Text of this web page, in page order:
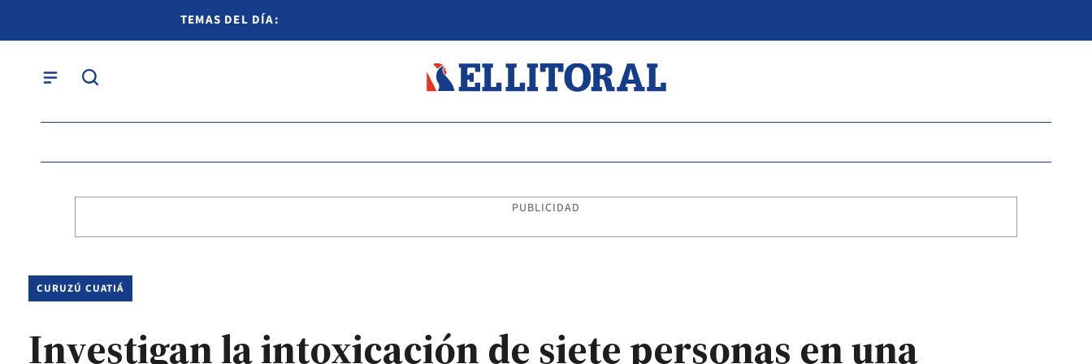
TEMAS DEL DÍA:
PUBLICIDAD
CURUZÚ CUATIÁ
Investigan la intoxicación de siete personas en una